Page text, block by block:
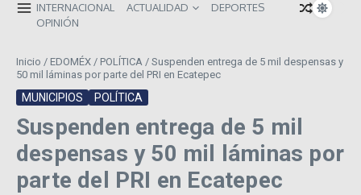
INTERNACIONAL
ACTUALIDAD
DEPORTES
OPINIÓN
Inicio / EDOMÉX / POLÍTICA / Suspenden entrega de 5 mil despensas y
50 mil láminas por parte del PRI en Ecatepec
MUNICIPIOS POLÍTICA
Suspenden entrega de 5 mil
despensas y 50 mil láminas por
parte del PRI en Ecatepec